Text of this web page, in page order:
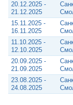
20.12.2025 -
21.12.2025
15.11.2025 -
16.11.2025
11.10.2025 -
12.10.2025
20.09.2025 -
21.09.2025
23.08.2025 -
24.08.2025